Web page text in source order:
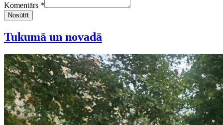
Komentārs *
Nosūtīt
Tukumā un novadā